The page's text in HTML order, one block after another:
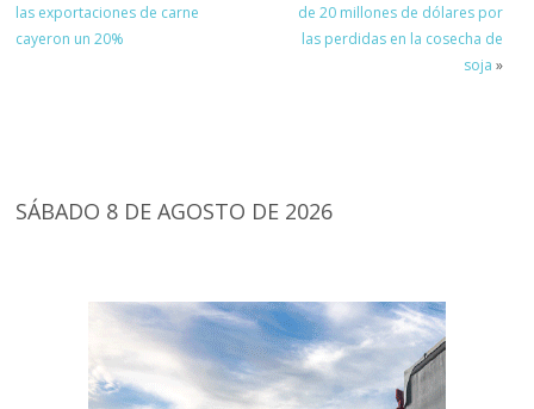
las exportaciones de carne
cayeron un 20%
de 20 millones de dólares por
las perdidas en la cosecha de
soja »
SÁBADO 8 DE AGOSTO DE 2026